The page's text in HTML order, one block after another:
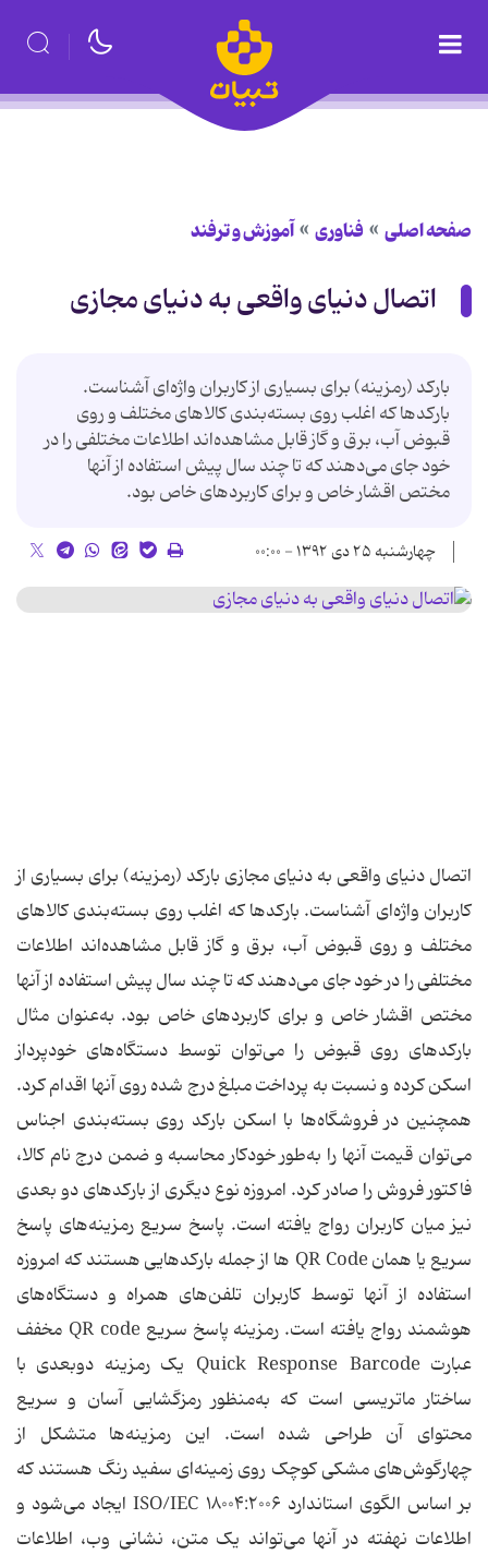
صفحه اصلی فناوری آموزش و ترفند
اتصال دنیای واقعی به دنیای مجازی
بارکد (رمزینه) برای بسیاری از کاربران واژه‌ای آشناست.
بارکدها که اغلب روی بسته‌بندی کالاهای مختلف و روی
قبوض آب، برق و گاز قابل مشاهده‌اند اطلاعات مختلفی را در
خود جای می‌دهند که تا چند سال پیش استفاده از آنها
مختص اقشار خاص و برای کاربردهای خاص بود.
چهارشنبه ۲۵ دی ۱۳۹۲ - ۰۰:۰۰
اتصال دنیای واقعی به دنیای مجازی بارکد (رمزینه) برای بسیاری از
کاربران واژه‌ای آشناست. بارکدها که اغلب روی بسته‌بندی کالاهای
مختلف و روی قبوض آب، برق و گاز قابل مشاهده‌اند اطلاعات
مختلفی را در خود جای می‌دهند که تا چند سال پیش استفاده از آنها
مختص اقشار خاص و برای کاربردهای خاص بود. به‌عنوان مثال
بارکدهای روی قبوض را می‌توان توسط دستگاه‌های خودپرداز
اسکن کرده و نسبت به پرداخت مبلغ درج شده روی آنها اقدام کرد.
همچنین در فروشگاه‌ها با اسکن بارکد روی بسته‌بندی اجناس
می‌توان قیمت آنها را به‌طور خودکار محاسبه و ضمن درج نام کالا،
فاکتور فروش را صادر کرد. امروزه نوع دیگری از بارکدهای دو بعدی
نیز میان کاربران رواج یافته است. پاسخ سریع رمزینه‌های پاسخ
سریع یا همان QR Code‌ ها از جمله بارکدهایی هستند که امروزه
استفاده از آنها توسط کاربران تلفن‌های همراه و دستگاه‌های
هوشمند رواج یافته است. رمزینه پاسخ سریع QR code مخفف
عبارت Quick Response Barcode یک رمزینه دوبعدی با
ساختار ماتریسی است که به‌منظور رمزگشایی آسان و سریع
محتوای آن طراحی شده است. این رمزینه‌ها متشکل از
چهارگوش‌های مشکی کوچک روی زمینه‌ای سفید رنگ هستند که
بر اساس الگوی استاندارد ISO‌/‌IEC ۱۸۰۰۴:۲۰۰۶ ایجاد می‌شود و
اطلاعات نهفته در آنها می‌تواند یک متن، نشانی وب، اطلاعات